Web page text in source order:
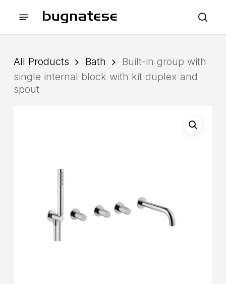
Menu
All Products Bath
Built-in group with
single internal block with kit duplex and
spout